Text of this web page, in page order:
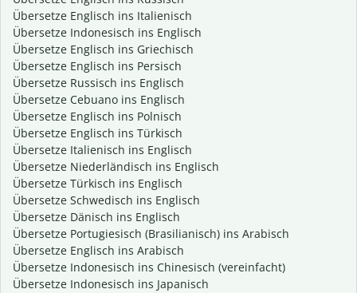
Übersetze Englisch ins Italienisch
Übersetze Indonesisch ins Englisch
Übersetze Englisch ins Griechisch
Übersetze Englisch ins Persisch
Übersetze Russisch ins Englisch
Übersetze Cebuano ins Englisch
Übersetze Englisch ins Polnisch
Übersetze Englisch ins Türkisch
Übersetze Italienisch ins Englisch
Übersetze Niederländisch ins Englisch
Übersetze Türkisch ins Englisch
Übersetze Schwedisch ins Englisch
Übersetze Dänisch ins Englisch
Übersetze Portugiesisch (Brasilianisch) ins Arabisch
Übersetze Englisch ins Arabisch
Übersetze Indonesisch ins Chinesisch (vereinfacht)
Übersetze Indonesisch ins Japanisch